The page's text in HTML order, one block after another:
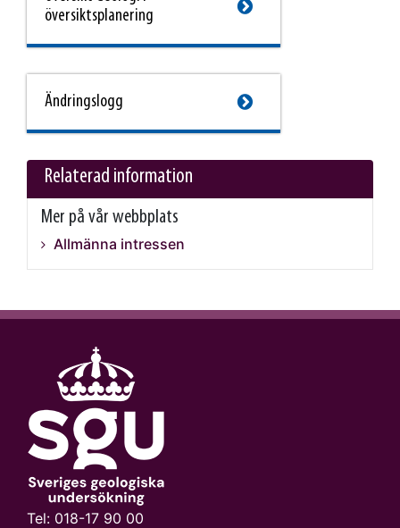
översiktsplanering
Ändringslogg
Relaterad information
Mer på vår webbplats
Allmänna intressen
Tel: 018-17 90 00